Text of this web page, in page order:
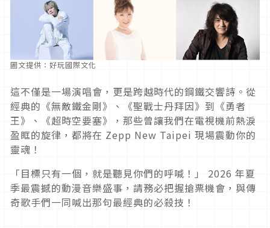
圖文提供：好玩國際文化
這不僅是一場演唱會，更是跨越時代的鋼鐵交響詩。從
經典的《無敵鐵金剛》、《聖戰士丹拜因》到《勇者
王》、《超時空要塞》，那些曾讓我們在電視機前熱淚
盈眶的旋律，都將在 Zepp New Taipei 現場震動你的
靈魂！
「目標只有一個，就是聽見你們的呼喊！」 2026 年夏
季最震撼的動漫音樂盛事，請務必把握搶票機會，與傳
奇歌手們一同喊出那句最經典的必殺技！